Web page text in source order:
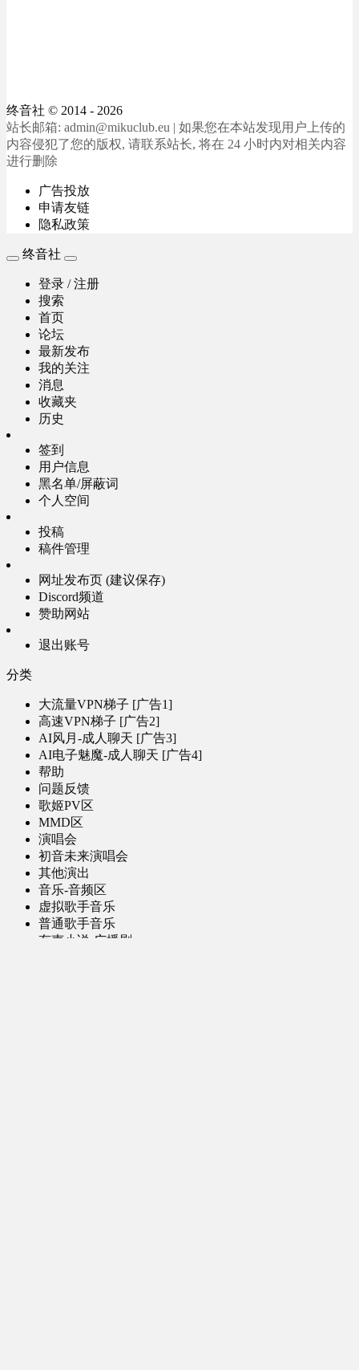
终音社 © 2014 - 2026
站长邮箱: admin@mikuclub.eu | 如果您在本站发现用户上传的
内容侵犯了您的版权, 请联系站长, 将在 24 小时内对相关内容
进行删除
广告投放
申请友链
隐私政策
终音社
登录 / 注册
搜索
首页
论坛
最新发布
我的关注
消息
收藏夹
历史
签到
用户信息
黑名单/屏蔽词
个人空间
投稿
稿件管理
网址发布页 (建议保存)
Discord频道
赞助网站
退出账号
分类
大流量VPN梯子 [广告1]
高速VPN梯子 [广告2]
AI风月-成人聊天 [广告3]
AI电子魅魔-成人聊天 [广告4]
帮助
问题反馈
歌姬PV区
MMD区
演唱会
初音未来演唱会
其他演出
音乐-音频区
虚拟歌手音乐
普通歌手音乐
有声小说-广播剧